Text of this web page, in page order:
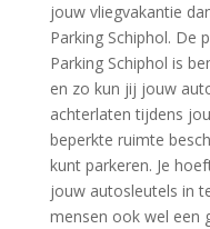
jouw vliegvakantie
Parking Schiphol. De
Parking Schiphol is
en zo kun jij jouw
achterlaten tijdens
beperkte ruimte
kunt parkeren. Je
jouw autosleutels in
mensen ook wel een